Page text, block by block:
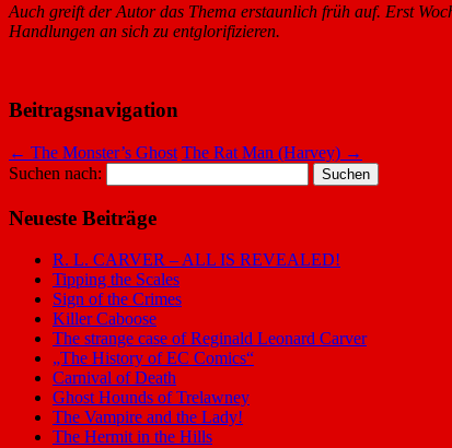
Auch greift der Autor das Thema erstaunlich früh auf. Erst
Handlungen an sich zu entglorifizieren.
Beitragsnavigation
← The Monster’s Ghost The Rat Man (Harvey) →
Suchen nach:
Neueste Beiträge
R. L. CARVER – ALL IS REVEALED!
Tipping the Scales
Sign of the Crimes
Killer Caboose
The strange case of Reginald Leonard Carver
„The History of EC Comics“
Carnival of Death
Ghost Hounds of Trelawney
The Vampire and the Lady!
The Hermit in the Hills